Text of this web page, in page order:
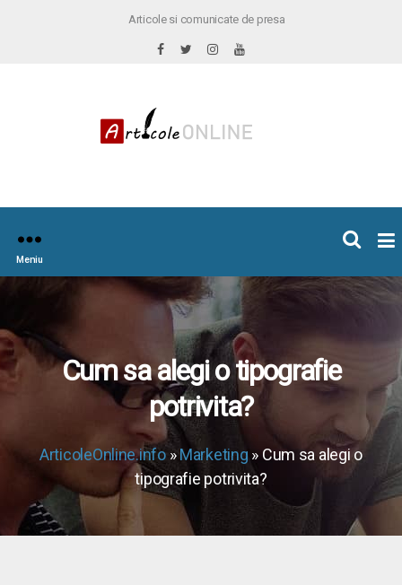
Articole si comunicate de presa
Meniu
Cum sa alegi o tipografie
potrivita?
ArticoleOnline.info»Marketing » Cum sa alegi o
tipografie potrivita?